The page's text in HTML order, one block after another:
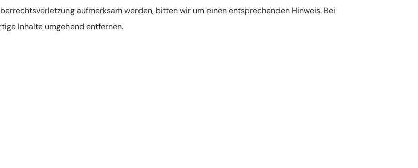
aufmerksam werden, bitten wir um einen entsprechenden Hinweis. Bei
Inhalte umgehend entfernen.